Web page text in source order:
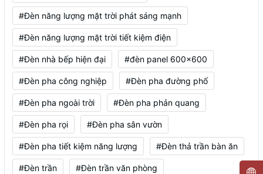
#Đèn năng lượng mặt trời phát sáng mạnh
#Đèn năng lượng mặt trời tiết kiệm điện
#Đèn nhà bếp hiện đại #đèn panel 600x600
#Đèn pha công nghiệp #Đèn pha đường phố
#Đèn pha ngoài trời #Đèn pha phản quang
#Đèn pha rọi #Đèn pha sân vườn
#Đèn pha tiết kiệm năng lượng #Đèn thả trần bàn ăn
#Đèn trần #Đèn trần văn phòng